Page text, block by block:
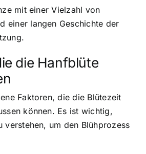
mit einer Vielzahl von
einer langen Geschichte der
die Hanfblüte
Faktoren, die die Blütezeit
können. Es ist wichtig,
verstehen, um den Blühprozess